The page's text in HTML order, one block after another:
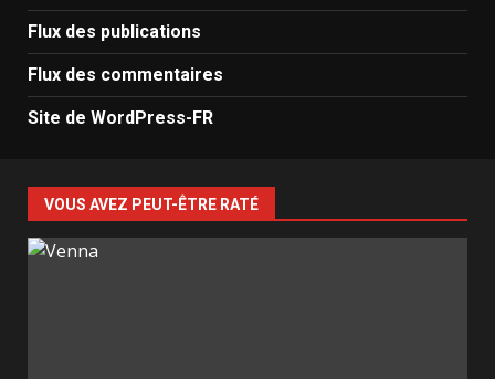
Flux des publications
Flux des commentaires
Site de WordPress-FR
VOUS AVEZ PEUT-ÊTRE RATÉ